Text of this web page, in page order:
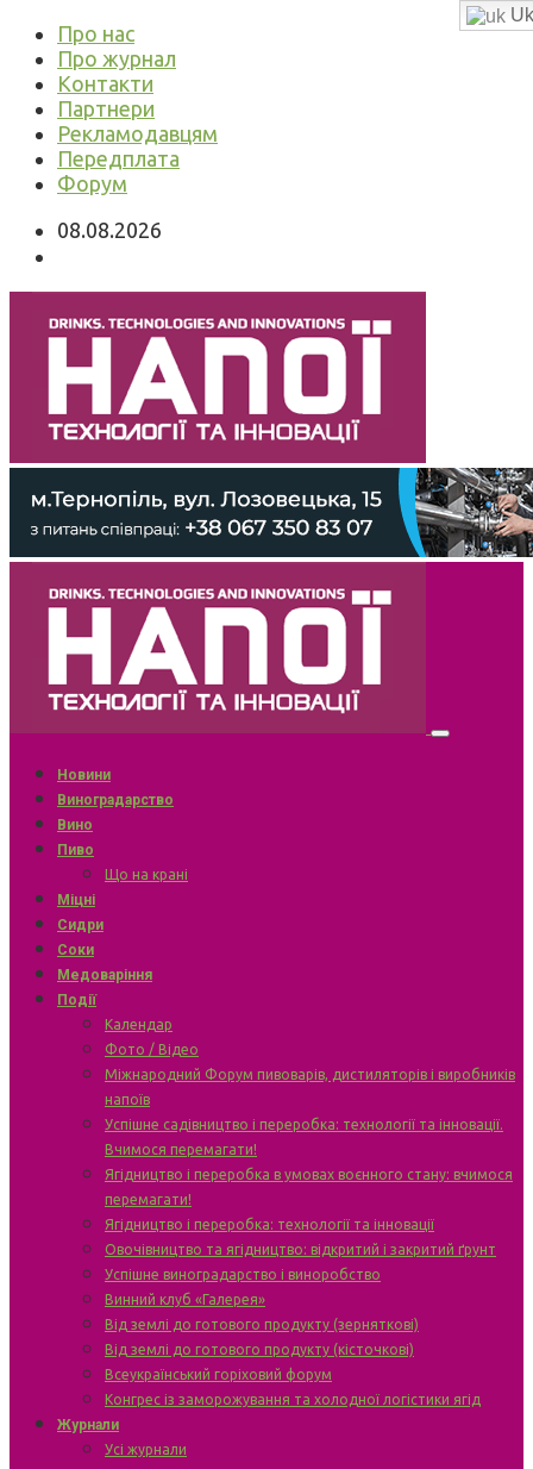
Про нас
Про журнал
Контакти
Партнери
Рекламодавцям
Передплата
Форум
08.08.2026
Новини
Виноградарство
Вино
Пиво
Що на крані
Міцні
Сидри
Соки
Медоваріння
Події
Календар
Фото / Відео
Міжнародний Форум пивоварів, дистиляторів і виробників
напоїв
Успішне садівництво і переробка: технології та інновації.
Вчимося перемагати!
Ягідництво і переробка в умовах воєнного стану: вчимося
перемагати!
Ягідництво і переробка: технології та інновації
Овочівництво та ягідництво: відкритий і закритий ґрунт
Успішне виноградарство і виноробство
Винний клуб «Галерея»
Від землі до готового продукту (зерняткові)
Від землі до готового продукту (кісточкові)
Всеукраїнський горіховий форум
Конгрес із заморожування та холодної логістики ягід
Журнали
Усі журнали